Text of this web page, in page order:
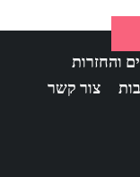
והחזרות
צור קשר